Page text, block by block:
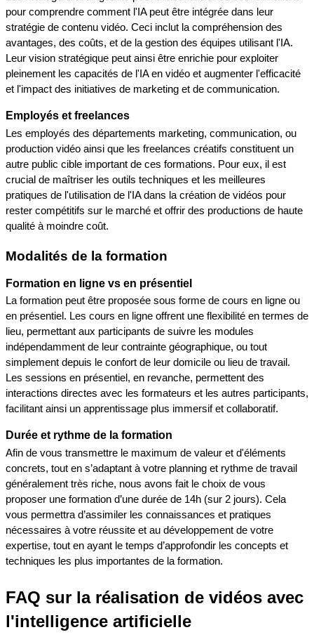
pour comprendre comment l'IA peut être intégrée dans leur
stratégie de contenu vidéo. Ceci inclut la compréhension des
avantages, des coûts, et de la gestion des équipes utilisant l'IA.
Leur vision stratégique peut ainsi être enrichie pour exploiter
pleinement les capacités de l'IA en vidéo et augmenter l'efficacité
et l'impact des initiatives de marketing et de communication.
Employés et freelances
Les employés des départements marketing, communication, ou
production vidéo ainsi que les freelances créatifs constituent un
autre public cible important de ces formations. Pour eux, il est
crucial de maîtriser les outils techniques et les meilleures
pratiques de l'utilisation de l'IA dans la création de vidéos pour
rester compétitifs sur le marché et offrir des productions de haute
qualité à moindre coût.
Modalités de la formation
Formation en ligne vs en présentiel
La formation peut être proposée sous forme de cours en ligne ou
en présentiel. Les cours en ligne offrent une flexibilité en termes de
lieu, permettant aux participants de suivre les modules
indépendamment de leur contrainte géographique, ou tout
simplement depuis le confort de leur domicile ou lieu de travail.
Les sessions en présentiel, en revanche, permettent des
interactions directes avec les formateurs et les autres participants,
facilitant ainsi un apprentissage plus immersif et collaboratif.
Durée et rythme de la formation
Afin de vous transmettre le maximum de valeur et d'éléments
concrets, tout en s’adaptant à votre planning et rythme de travail
généralement très riche, nous avons fait le choix de vous
proposer une formation d’une durée de 14h (sur 2 jours). Cela
vous permettra d’assimiler les connaissances et pratiques
nécessaires à votre réussite et au développement de votre
expertise, tout en ayant le temps d’approfondir les concepts et
techniques les plus importantes de la formation.
FAQ sur la réalisation de vidéos avec
l'intelligence artificielle